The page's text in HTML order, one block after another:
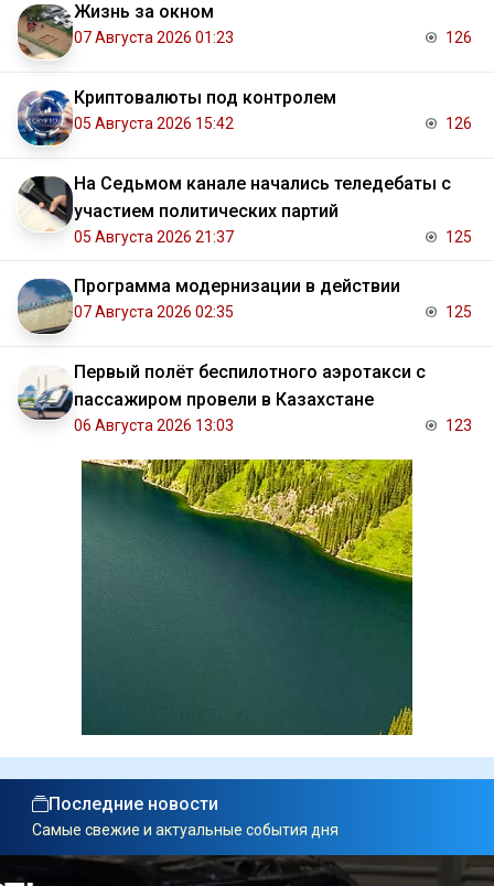
Жизнь за окном
07 Августа 2026 01:23 126
Криптовалюты под контролем
05 Августа 2026 15:42 126
На Седьмом канале начались теледебаты с
участием политических партий
05 Августа 2026 21:37 125
Программа модернизации в действии
07 Августа 2026 02:35 125
Первый полёт беспилотного аэротакси с
пассажиром провели в Казахстане
06 Августа 2026 13:03 123
Последние новости
Самые свежие и актуальные события дня